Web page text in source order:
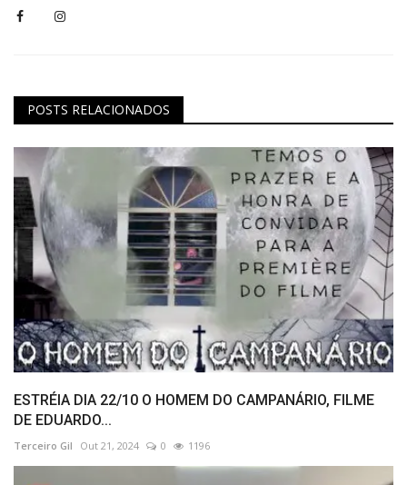
POSTS RELACIONADOS
ESTRÉIA DIA 22/10 O HOMEM DO CAMPANÁRIO, FILME
DE EDUARDO...
Terceiro Gil Out 21, 2024 0 1196